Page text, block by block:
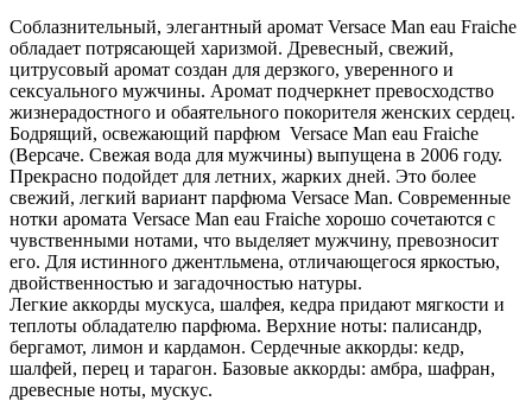
Соблазнительный, элегантный аромат Versace Man eau Fraiche
обладает потрясающей харизмой. Древесный, свежий,
цитрусовый аромат создан для дерзкого, уверенного и
сексуального мужчины. Аромат подчеркнет превосходство
жизнерадостного и обаятельного покорителя женских сердец.
Бодрящий, освежающий парфюм Versace Man eau Fraiche
(Версаче. Свежая вода для мужчины) выпущена в 2006 году.
Прекрасно подойдет для летних, жарких дней. Это более
свежий, легкий вариант парфюма Versace Man. Современные
нотки аромата Versace Man eau Fraiche хорошо сочетаются с
чувственными нотами, что выделяет мужчину, превозносит
его. Для истинного джентльмена, отличающегося яркостью,
двойственностью и загадочностью натуры.
Легкие аккорды мускуса, шалфея, кедра придают мягкости и
теплоты обладателю парфюма. Верхние ноты: палисандр,
бергамот, лимон и кардамон. Сердечные аккорды: кедр,
шалфей, перец и тарагон. Базовые аккорды: амбра, шафран,
древесные ноты, мускус.